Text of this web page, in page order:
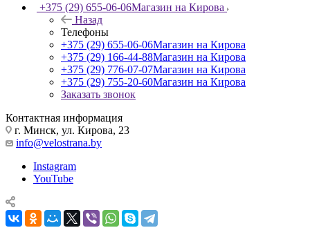
+375 (29) 655-06-06Магазин на Кирова
Назад
Телефоны
+375 (29) 655-06-06Магазин на Кирова
+375 (29) 166-44-88Магазин на Кирова
+375 (29) 776-07-07Магазин на Кирова
+375 (29) 755-20-60Магазин на Кирова
Заказать звонок
Контактная информация
г. Минск, ул. Кирова, 23
info@velostrana.by
Instagram
YouTube